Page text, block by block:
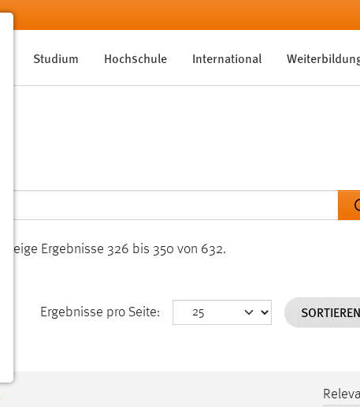
Studium Hochschule International
Zeige Ergebnisse 326 bis 350 von 632.
Ergebnisse pro Seite: